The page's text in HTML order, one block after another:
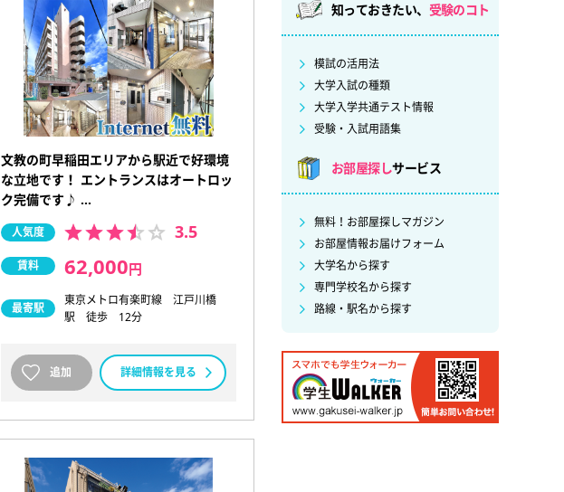
文教の町早稲田エリアから駅近で好環境
な立地です！ エントランスはオートロッ
ク完備です♪ …
人気度 3.5
賃料 62,000円
最寄駅
東京メトロ有楽町線 江戸川橋
駅 徒歩 12分
追加 詳細情報を見る
知っておきたい、 受験のコト
模試の活用法
大学入試の種類
大学入学共通テスト情報
受験・入試用語集
お部屋探しサービス
無料！お部屋探しマガジン
お部屋情報お届けフォーム
大学名から探す
専門学校名から探す
路線・駅名から探す